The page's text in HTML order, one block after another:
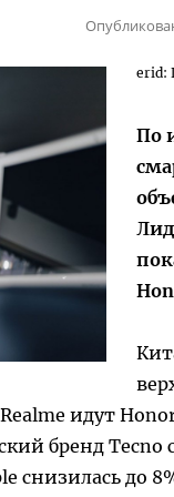
erid:
По
идут
бренд Tecno
снизилась до